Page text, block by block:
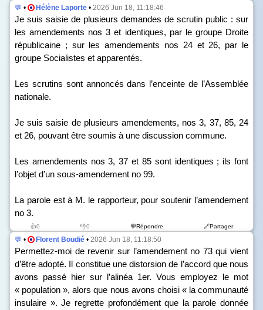
💬 • Hélène Laporte • 2026 Jun 18, 11:18:46
Je suis saisie de plusieurs demandes de scrutin public : sur
les amendements nos 3 et identiques, par le groupe Droite
républicaine ; sur les amendements nos 24 et 26, par le
groupe Socialistes et apparentés.
Les scrutins sont annoncés dans l’enceinte de l’Assemblée
nationale.
Je suis saisie de plusieurs amendements, nos 3, 37, 85, 24
et 26, pouvant être soumis à une discussion commune.
Les amendements nos 3, 37 et 85 sont identiques ; ils font
l’objet d’un sous-amendement no 99.
La parole est à M. le rapporteur, pour soutenir l’amendement
no 3.
👍0 👎0 💬Répondre 🔗Partager
💬 • Florent Boudié • 2026 Jun 18, 11:18:50
Permettez-moi de revenir sur l’amendement no 73 qui vient
d’être adopté. Il constitue une distorsion de l’accord que nous
avons passé hier sur l’alinéa 1er. Vous employez le mot
« population », alors que nous avons choisi « la communauté
insulaire ». Je regrette profondément que la parole donnée